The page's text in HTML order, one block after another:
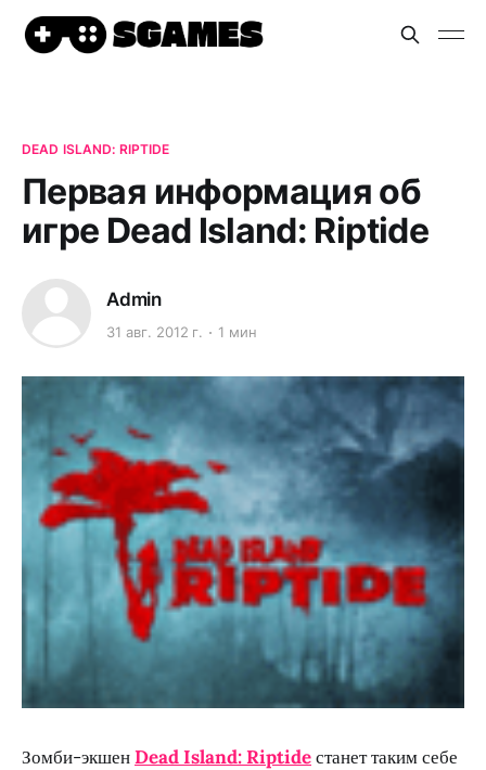
DEAD ISLAND: RIPTIDE
Первая информация об
игре Dead Island: Riptide
Admin
31 авг. 2012 г. 1 мин
Зомби-экшенDead Island: Riptideстанет таким себе